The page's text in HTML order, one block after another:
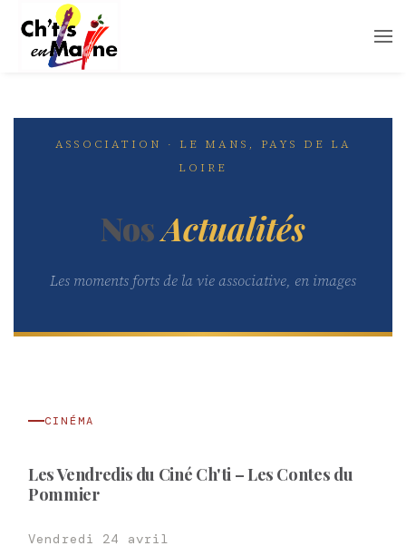
ASSOCIATION · LE MANS, PAYS DE LA
LOIRE
NosActualités
Les moments forts de la vie associative, en images
CINÉMA
Les Vendredis du Ciné Ch'ti – Les Contes du
Pommier
Vendredi 24 avril